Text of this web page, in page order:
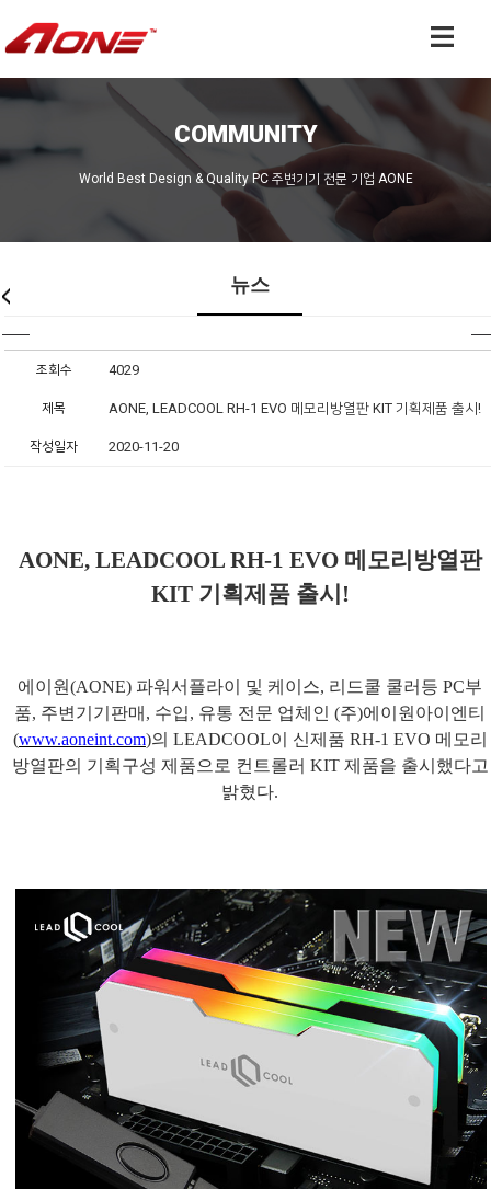
COMMUNITY
World Best Design & Quality PC 주변기기 전문 기업 AONE
뉴스
조회수 4029
제목 AONE, LEADCOOL RH-1 EVO 메모리방열판 KIT 기획제품 출시!
작성일자 2020-11-20
AONE, LEADCOOL RH-1 EVO 메모리방열판
KIT 기획제품 출시 !
에이원(AONE) 파워서플라이 및 케이스, 리드쿨 쿨러등PC부
품, 주변기기판매 , 수입, 유통 전문 업체인(주)에이원아이엔티
(www.aoneint.com)의 LEADCOOL이 신제품 RH-1 EVO 메모리
방열판의 기획구성 제품으로 컨트롤러 KIT 제품을 출시했다고
밝혔다.